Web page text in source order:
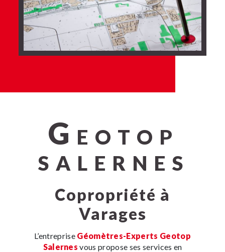
G EOTOP
SALERNES
copropriété à
Varages
L’entreprise Géomètres-Experts Geotop
Salernes vous propose ses services en